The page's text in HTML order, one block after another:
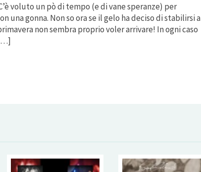
voluto un pò di tempo (e di vane speranze) per
una gonna. Non so ora se il gelo ha deciso di stabilirsi a
non sembra proprio voler arrivare! In ogni caso